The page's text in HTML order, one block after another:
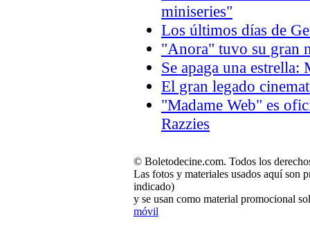
miniseries"
Los últimos días de
"Anora" tuvo su gran
Se apaga una
El gran legado
"Madame Web" es
Razzies
© Boletodecine.com. Todos los
Las fotos y materiales usados aquí son
indicado)
y se usan como material promocional
móvil